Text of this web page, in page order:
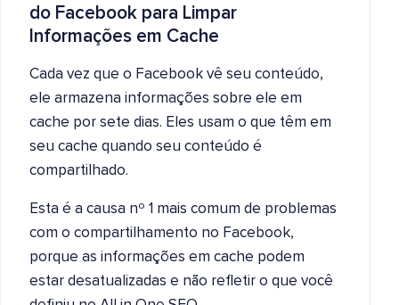
do Facebook para Limpar
Informações em Cache
Cada vez que o Facebook vê seu conteúdo,
ele armazena informações sobre ele em
cache por sete dias. Eles usam o que têm em
seu cache quando seu conteúdo é
compartilhado.
Esta é a causa nº 1 mais comum de problemas
com o compartilhamento no Facebook,
porque as informações em cache podem
estar desatualizadas e não refletir o que você